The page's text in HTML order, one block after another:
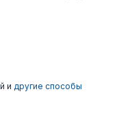
и другие способы